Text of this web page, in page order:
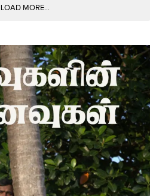
LOAD MORE...